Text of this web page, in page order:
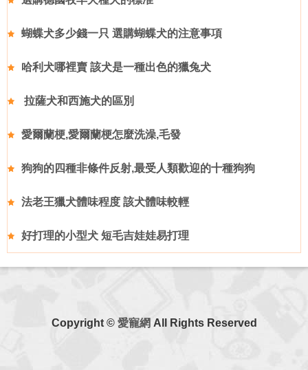
蝴蝶犬多少錢一只 選購蝴蝶犬的注意事項
哈利犬哪裡賣 該犬是一種出色的獵兔犬
拉薩犬和西施犬的區別
愛爾蘭梗,愛爾蘭梗怎麼洗澡,毛發
狗狗的四種非條件反射,最受人類歡迎的十種狗狗
法老王獵犬體味程度 該犬體味較輕
好打理的小型犬 短毛吉娃娃易打理
Copyright © 愛寵網 All Rights Reserved